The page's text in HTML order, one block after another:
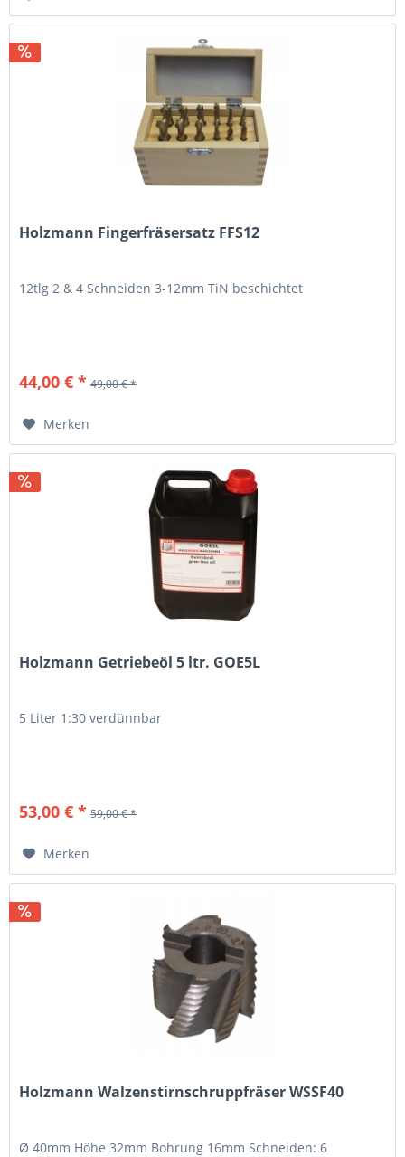
Holzmann Fingerfräsersatz FFS12
12tlg 2 & 4 Schneiden 3-12mm TiN beschichtet
44,00 € * 49,00 € *
Merken
Holzmann Getriebeöl 5 ltr. GOE5L
5 Liter 1:30 verdünnbar
53,00 € * 59,00 € *
Merken
Holzmann Walzenstirnschruppfräser WSSF40
Ø 40mm Höhe 32mm Bohrung 16mm Schneiden: 6